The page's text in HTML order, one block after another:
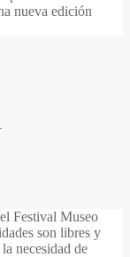
nueva edición
Festival Museo
son libres y
necesidad de